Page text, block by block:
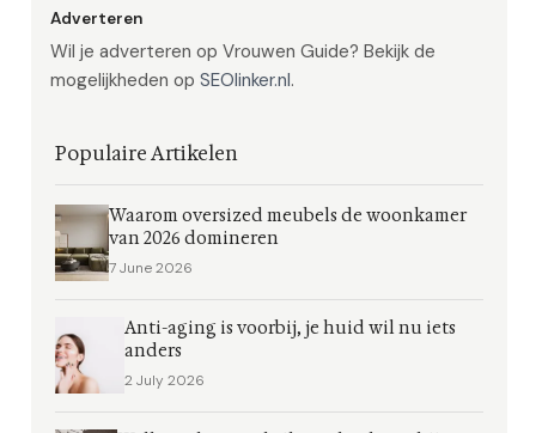
Adverteren
Wil je adverteren op Vrouwen Guide? Bekijk de
mogelijkheden op SEOlinker.nl.
Populaire Artikelen
Waarom oversized meubels de woonkamer
van 2026 domineren
7 June 2026
Anti-aging is voorbij, je huid wil nu iets
anders
2 July 2026